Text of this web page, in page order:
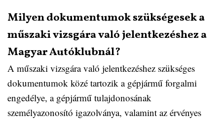
Milyen dokumentumok szükségesek a
műszaki vizsgára való jelentkezéshez a
Magyar Autóklubnál?
A műszaki vizsgára való jelentkezéshez szükséges
dokumentumok közé tartozik a gépjármű forgalmi
engedélye, a gépjármű tulajdonosának
személyazonosító igazolványa, valamint az érvényes